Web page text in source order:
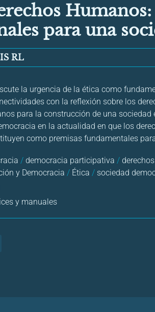
para una
RL
la urgencia de la ética como
con la reflexión sobre los
para la construcción de una
en la actualidad en que los
como premisas fundamentales
/ democracia participativa /
y Democracia / Ética / sociedad
y manuales